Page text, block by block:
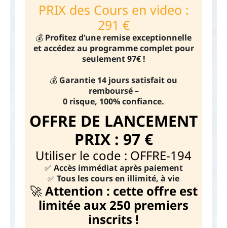
PRIX des Cours en video :
291 €
💰 Profitez d’une remise exceptionnelle
et accédez au programme complet pour
seulement 97€ !
💰 Garantie 14 jours satisfait ou
remboursé –
0 risque, 100% confiance.
OFFRE DE LANCEMENT
PRIX : 97 €
Utiliser le code : OFFRE-194
✅ Accès immédiat après paiement
✅ Tous les cours en illimité, à vie
🚀Attention : cette offre est
limitée aux 250 premiers
inscrits !